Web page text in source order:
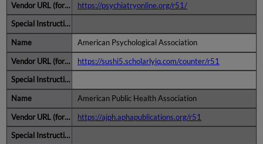
https://psychiatryonline.org/r51/
American Psychological Association
https://sushi5.scholarlyiq.com/counter/r51
American Public Health Association
https://ajph.aphapublications.org/r51